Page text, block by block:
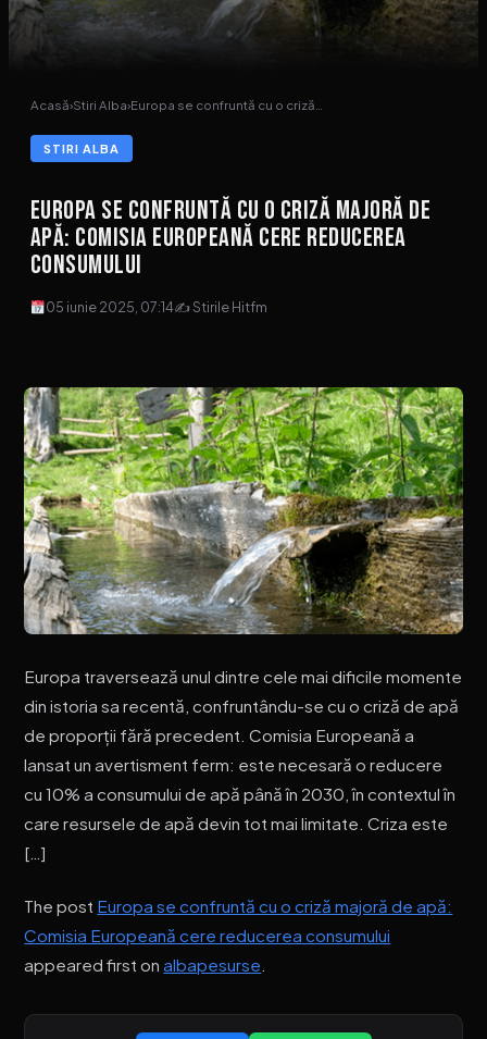
Acasă›Stiri Alba›Europa se confruntă cu o criză…
STIRI ALBA
Europa se confruntă cu o criză majoră de
apă: Comisia Europeană cere reducerea
consumului
05 iunie 2025, 07:14✍ Stirile Hitfm
Europa traversează unul dintre cele mai dificile momente
din istoria sa recentă, confruntându-se cu o criză de apă
de proporții fără precedent. Comisia Europeană a
lansat un avertisment ferm: este necesară o reducere
cu 10% a consumului de apă până în 2030, în contextul în
care resursele de apă devin tot mai limitate. Criza este
[…]
The post Europa se confruntă cu o criză majoră de apă:
Comisia Europeană cere reducerea consumului
appeared first onalbapesurse